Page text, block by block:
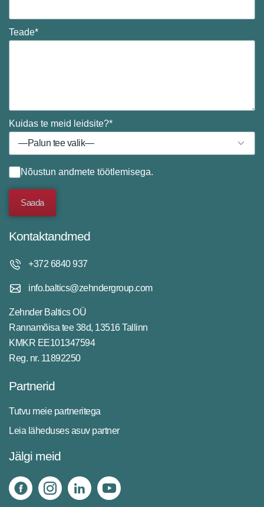
Teade*
Kuidas te meid leidsite?*
Nõustun andmete töötlemisega.
Kontaktandmed
+372 6840 937
info.baltics@zehndergroup.com
Zehnder Baltics OÜ
Rannamõisa tee 38d, 13516 Tallinn
KMKR EE101347594
Reg. nr. 11892250
Partnerid
Tutvu meie partneritega
Leia läheduses asuv partner
Jälgi meid